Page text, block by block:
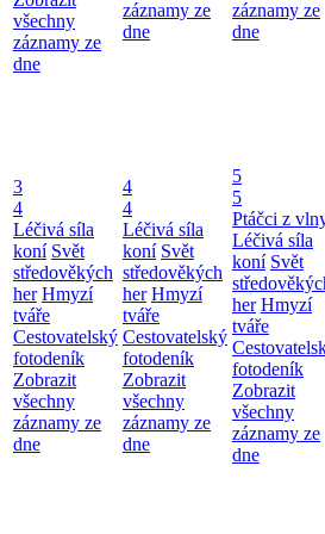
všechny
záznamy ze
dne
záznamy ze
dne
záznamy ze
dne
3
4
Léčivá síla
koní Svět
středověkých
her Hmyzí
tváře
Cestovatelský
fotodeník
Zobrazit
všechny
záznamy ze
dne
4
4
Léčivá síla
koní Svět
středověkých
her Hmyzí
tváře
Cestovatelský
fotodeník
Zobrazit
všechny
záznamy ze
dne
5
5
Ptáčci z
Léčivá síla
koní Svět
her Hmyzí
tváře
fotodeník
Zobrazit
všechny
záznamy ze
dne